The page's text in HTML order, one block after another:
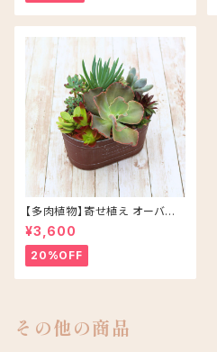
【多肉植物】寄せ植え オーバル
アソート/ブラウン
¥3,600
20%OFF
その他の商品